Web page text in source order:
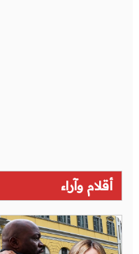
أقلام وآراء